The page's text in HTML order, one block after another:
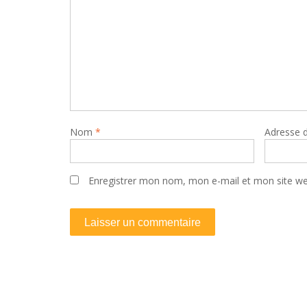
Nom * Adresse
Enregistrer mon nom, mon e-mail et mon site